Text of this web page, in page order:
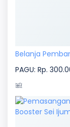
Belanja
PAGU: Rp.